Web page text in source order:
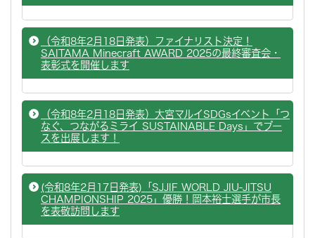
（令和8年2月18日発表）ファイナリスト決定！
SAITAMA Minecraft AWARD 2025の最終審査会・
表彰式を開催します
（令和8年2月18日発表）大宮マルイSDGsイベント「つ
なぐ、つながるミライ SUSTAINABLE Days」でブー
スを出展します！
(令和8年2月17日発表)「SJJIF WORLD JIU-JITSU
CHAMPIONSHIP 2025」優勝！岡本裕士選手が市長
を表敬訪問します